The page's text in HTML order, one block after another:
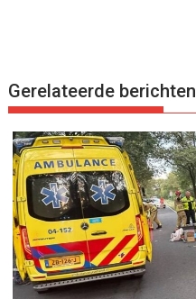
Gerelateerde berichten